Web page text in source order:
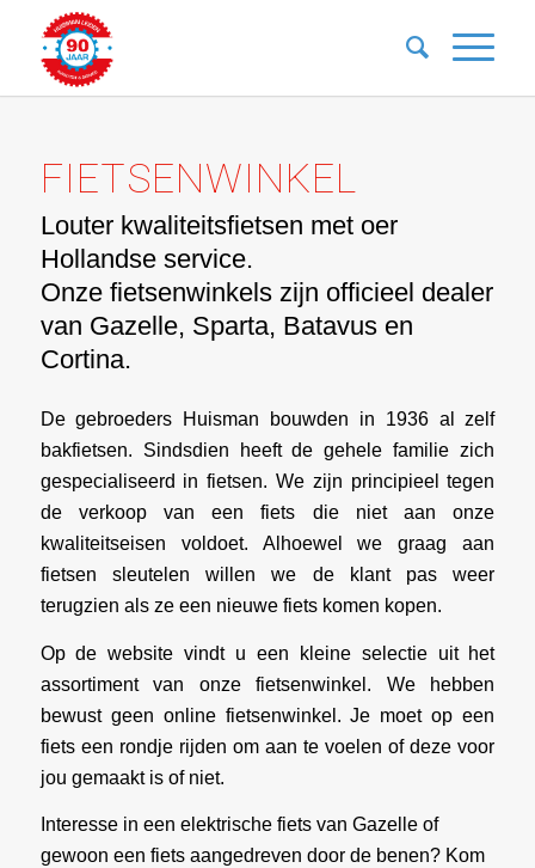
FIETSENWINKEL
Louter kwaliteitsfietsen met oer
Hollandse service.
Onze fietsenwinkels zijn officieel dealer
van Gazelle, Sparta, Batavus en
Cortina.
De gebroeders Huisman bouwden in 1936 al zelf
bakfietsen. Sindsdien heeft de gehele familie zich
gespecialiseerd in fietsen. We zijn principieel tegen
de verkoop van een fiets die niet aan onze
kwaliteitseisen voldoet. Alhoewel we graag aan
fietsen sleutelen willen we de klant pas weer
terugzien als ze een nieuwe fiets komen kopen.
Op de website vindt u een kleine selectie uit het
assortiment van onze fietsenwinkel. We hebben
bewust geen online fietsenwinkel. Je moet op een
fiets een rondje rijden om aan te voelen of deze voor
jou gemaakt is of niet.
Interesse in een elektrische fiets van Gazelle of
gewoon een fiets aangedreven door de benen? Kom